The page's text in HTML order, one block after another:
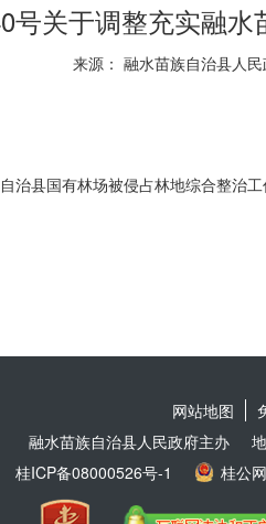
号关于调整充实融
来源： 融水苗族自治县人
治县国有林场被侵占林地综合整治
网站地图
融水苗族自治县人民政府主办
桂ICP备08000526号-1
桂公